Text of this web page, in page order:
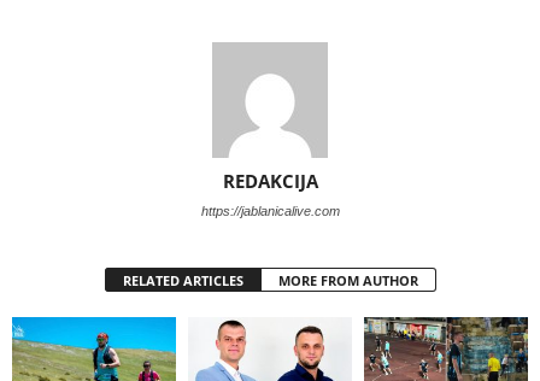
REDAKCIJA
https://jablanicalive.com
RELATED ARTICLES MORE FROM AUTHOR